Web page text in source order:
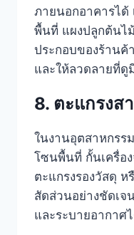
ภายนอกอาคารได้
พื้นที่ แผงปลูกต้นไ
ประกอบของร้านค้
และให้ลวดลายที่ดู
8. ตะแกรงส
ในงานอุตสาหกรร
โซนพื้นที่ กั้นเครื่อ
ตะแกรงรองวัสดุ
สัดส่วนอย่างชัดเจ
และระบายอากาศ